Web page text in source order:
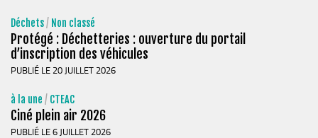
Entreprises & emplois
Développement économique
Travaillez en Matheysine
Facturation électronique
Déchets/ Non classé
Protégé : Déchetteries : ouverture du portail
d’inscription des véhicules
PUBLIÉ LE 20 JUILLET 2026
à la une / CTEAC
Ciné plein air 2026
PUBLIÉ LE 6 JUILLET 2026